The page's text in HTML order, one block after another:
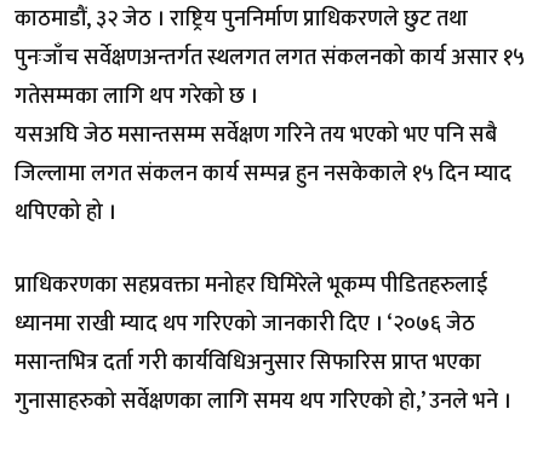
काठमाडौं, ३२ जेठ । राष्ट्रिय पुननिर्माण प्राधिकरणले छुट तथा
पुनःजाँच सर्वेक्षणअन्तर्गत स्थलगत लगत संकलनको कार्य असार १५
गतेसम्मका लागि थप गरेको छ ।
यसअघि जेठ मसान्तसम्म सर्वेक्षण गरिने तय भएको भए पनि सबै
जिल्लामा लगत संकलन कार्य सम्पन्न हुन नसकेकाले १५ दिन म्याद
थपिएको हो ।
प्राधिकरणका सहप्रवक्ता मनोहर घिमिरेले भूकम्प पीडितहरुलाई
ध्यानमा राखी म्याद थप गरिएको जानकारी दिए । ‘२०७६ जेठ
मसान्तभित्र दर्ता गरी कार्यविधिअनुसार सिफारिस प्राप्त भएका
गुनासाहरुको सर्वेक्षणका लागि समय थप गरिएको हो,’ उनले भने ।